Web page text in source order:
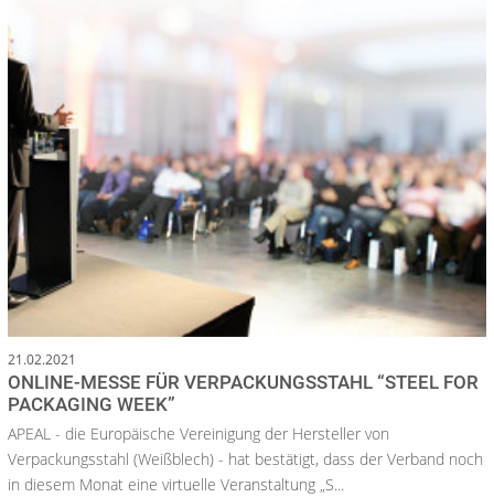
21.02.2021
ONLINE-MESSE FÜR VERPACKUNGSSTAHL “STEEL FOR
PACKAGING WEEK”
APEAL - die Europäische Vereinigung der Hersteller von
Verpackungsstahl (Weißblech) - hat bestätigt, dass der Verband noch
in diesem Monat eine virtuelle Veranstaltung „S...